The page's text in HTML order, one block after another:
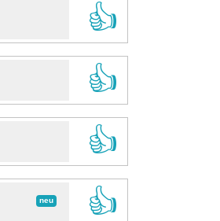
👍
👍
👍
neu
👍